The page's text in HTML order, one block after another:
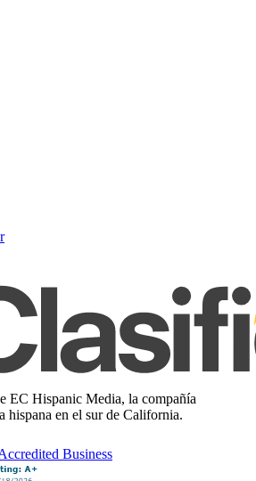
EC Hispanic Media, la compañía
hispana en el sur de California.
Business